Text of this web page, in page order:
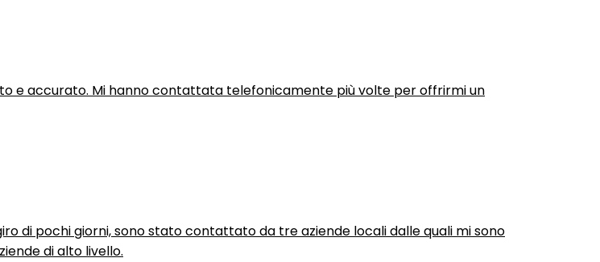
e accurato. Mi hanno contattata telefonicamente più volte per offrirmi un
di pochi giorni, sono stato contattato da tre aziende locali dalle quali mi sono
di alto livello.